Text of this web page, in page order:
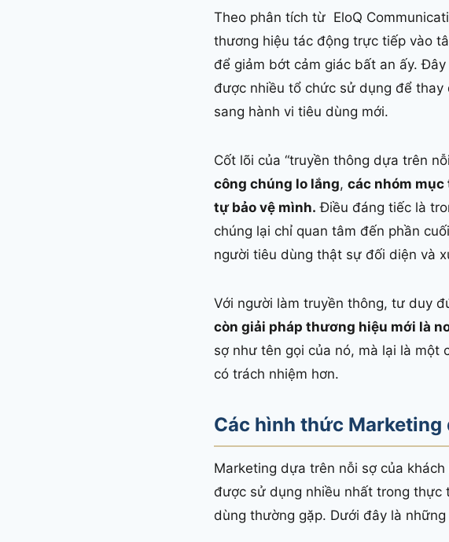
Theo phân tích từ EloQ
thương hiệu tác động trực tiếp vào
để giảm bớt cảm giác bất an ấy.
được nhiều tổ chức sử dụng để
sang hành vi tiêu dùng mới.
Cốt lõi của “truyền thông dựa trên
công chúng lo lắng, các nhóm
tự bảo vệ mình. Điều đáng tiếc là
chúng lại chỉ quan tâm đến phần
người tiêu dùng thật sự đối diện và
Với người làm truyền thông, tư duy
còn giải pháp thương hiệu mới là
sợ như tên gọi của nó, mà lại là một
có trách nhiệm hơn.
Các hình thức Marketing
Marketing dựa trên nỗi sợ của
được sử dụng nhiều nhất trong thực
dùng thường gặp. Dưới đây là